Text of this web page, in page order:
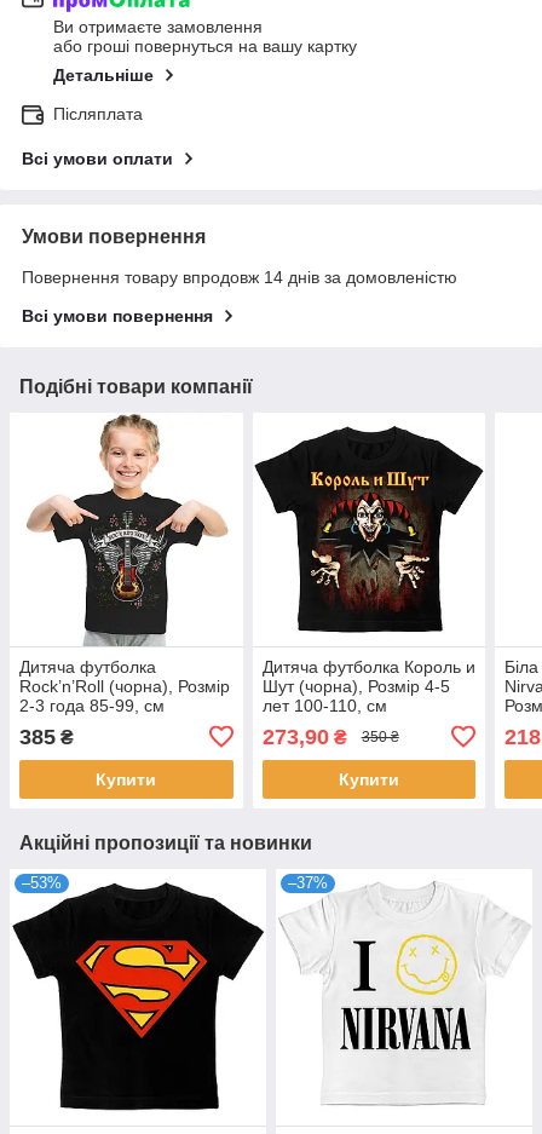
Ви отримаєте замовлення
або гроші повернуться на вашу картку
Детальніше
Післяплата
Всі умови оплати
Умови повернення
Повернення товару впродовж 14 днів за домовленістю
Всі умови повернення
Подібні товари компанії
Дитяча футболка
Rock’n’Roll (чорна), Розмір
2-3 года 85-99, см
385 ₴
Купити
Дитяча футболка Король и
Шут (чорна), Розмір 4-5
лет 100-110, см
273,90₴ 350 ₴
Купити
Акційні пропозиції та новинки
–53% –37%